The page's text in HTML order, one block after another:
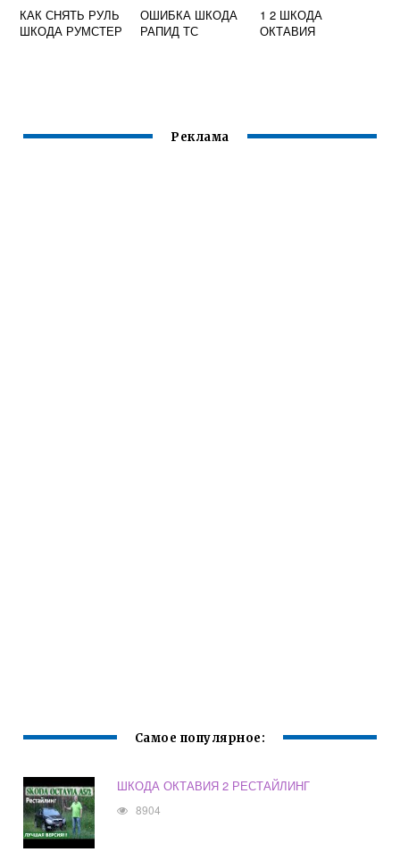
КАК СНЯТЬ РУЛЬ
ШКОДА РУМСТЕР
ОШИБКА ШКОДА
РАПИД ТС
1 2 ШКОДА
ОКТАВИЯ
Реклама
Самое популярное:
ШКОДА ОКТАВИЯ 2 РЕСТАЙЛИНГ
8904